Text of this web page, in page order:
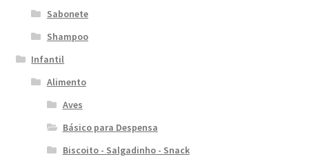
Sabonete
Shampoo
Infantil
Alimento
Aves
Básico para Despensa
Biscoito - Salgadinho - Snack